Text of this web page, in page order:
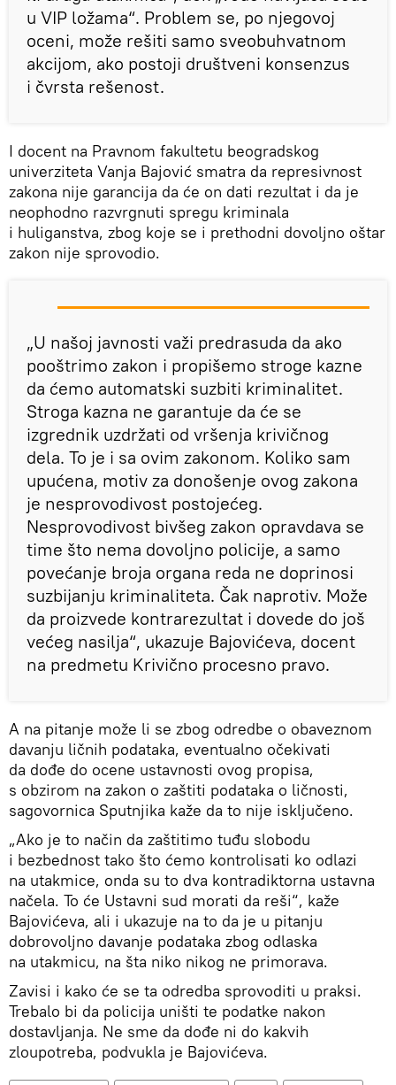
u VIP ložama“. Problem se, po njegovoj
oceni, može rešiti samo sveobuhvatnom
akcijom, ako postoji društveni konsenzus
i čvrsta rešenost.
I docent na Pravnom fakultetu beogradskog
univerziteta Vanja Bajović smatra da represivnost
zakona nije garancija da će on dati rezultat i da je
neophodno razvrgnuti spregu kriminala
i huliganstva, zbog koje se i prethodni dovoljno oštar
zakon nije sprovodio.
„U našoj javnosti važi predrasuda da ako
pooštrimo zakon i propišemo stroge kazne
da ćemo automatski suzbiti kriminalitet.
Stroga kazna ne garantuje da će se
izgrednik uzdržati od vršenja krivičnog
dela. To je i sa ovim zakonom. Koliko sam
upućena, motiv za donošenje ovog zakona
je nesprovodivost postojećeg.
Nesprovodivost bivšeg zakon opravdava se
time što nema dovoljno policije, a samo
povećanje broja organa reda ne doprinosi
suzbijanju kriminaliteta. Čak naprotiv. Može
da proizvede kontrarezultat i dovede do još
većeg nasilja“, ukazuje Bajovićeva, docent
na predmetu Krivično procesno pravo.
A na pitanje može li se zbog odredbe o obaveznom
davanju ličnih podataka, eventualno očekivati
da dođe do ocene ustavnosti ovog propisa,
s obzirom na zakon o zaštiti podataka o ličnosti,
sagovornica Sputnjika kaže da to nije isključeno.
„Ako je to način da zaštitimo tuđu slobodu
i bezbednost tako što ćemo kontrolisati ko odlazi
na utakmice, onda su to dva kontradiktorna ustavna
načela. To će Ustavni sud morati da reši“, kaže
Bajovićeva, ali i ukazuje na to da je u pitanju
dobrovoljno davanje podataka zbog odlaska
na utakmicu, na šta niko nikog ne primorava.
Zavisi i kako će se ta odredba sprovoditi u praksi.
Trebalo bi da policija uništi te podatke nakon
dostavljanja. Ne sme da dođe ni do kakvih
zloupotreba, podvukla je Bajovićeva.